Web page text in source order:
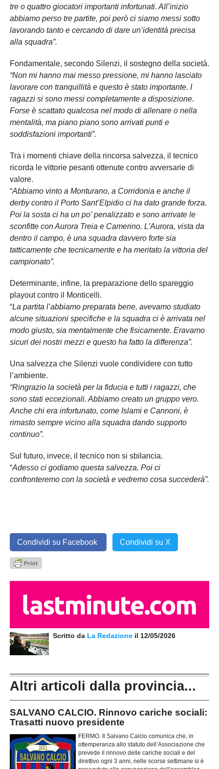
tre o quattro giocatori importanti infortunati. All’inizio
abbiamo perso tre partite, poi però ci siamo messi sotto
lavorando tanto e cercando di dare un’identità precisa
alla squadra”.
Fondamentale, secondo Silenzi, il sostegno della società.
“Non mi hanno mai messo pressione, mi hanno lasciato
lavorare con tranquillità e questo è stato importante. I
ragazzi si sono messi completamente a disposizione.
Forse è scattato qualcosa nel modo di allenare o nella
mentalità, ma piano piano sono arrivati punti e
soddisfazioni importanti”.
Tra i momenti chiave della rincorsa salvezza, il tecnico
ricorda le vittorie pesanti ottenute contro avversarie di
valore.
“Abbiamo vinto a Monturano, a Corridonia e anche il
derby contro il Porto Sant’Elpidio ci ha dato grande forza.
Poi la sosta ci ha un po’ penalizzato e sono arrivate le
sconfitte con Aurora Treia e Camerino. L’Aurora, vista da
dentro il campo, è una squadra davvero forte sia
tatticamente che tecnicamente e ha meritato la vittoria del
campionato”.
Determinante, infine, la preparazione dello spareggio
playout contro il Monticelli.
“La partita l’abbiamo preparata bene, avevamo studiato
alcune situazioni specifiche e la squadra ci è arrivata nel
modo giusto, sia mentalmente che fisicamente. Eravamo
sicuri dei nostri mezzi e questo ha fatto la differenza”.
Una salvezza che Silenzi vuole condividere con tutto
l’ambiente.
“Ringrazio la società per la fiducia e tutti i ragazzi, che
sono stati eccezionali. Abbiamo creato un gruppo vero.
Anche chi era infortunato, come Islami e Cannoni, è
rimasto sempre vicino alla squadra dando supporto
continuo”.
Sul futuro, invece, il tecnico non si sbilancia.
“Adesso ci godiamo questa salvezza. Poi ci
confronteremo con la società e vedremo cosa succederà”.
Condividi su Facebook Condividi su X
Scritto da La Redazione il 12/05/2026
Altri articoli dalla provincia...
SALVANO CALCIO. Rinnovo cariche sociali:
Trasatti nuovo presidente
FERMO. Il Salvano Calcio comunica che, in
ottemperanza allo statuto dell’Associazione che
prevede il rinnovo delle cariche sociali e del
direttivo ogni 3 anni, nelle scorse settimane si è